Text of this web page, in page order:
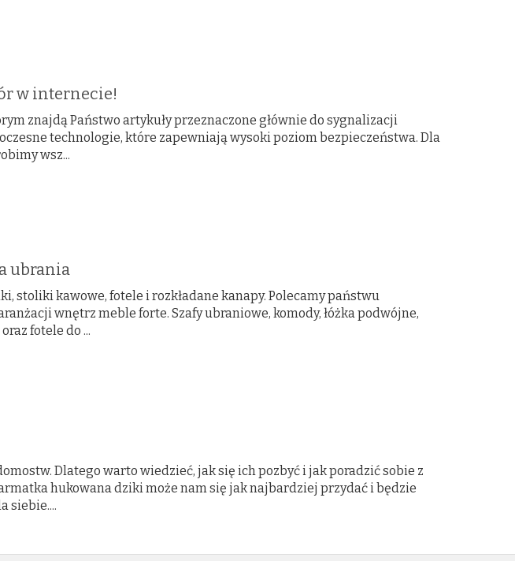
w internecie!
znajdą Państwo artykuły przeznaczone głównie do sygnalizacji
technologie, które zapewniają wysoki poziom bezpieczeństwa. Dla
wsz...
ubrania
stoliki kawowe, fotele i rozkładane kanapy. Polecamy państwu
wnętrz meble forte. Szafy ubraniowe, komody, łóżka podwójne,
fotele do ...
Dlatego warto wiedzieć, jak się ich pozbyć i jak poradzić sobie z
hukowana dziki może nam się jak najbardziej przydać i będzie
siebie....